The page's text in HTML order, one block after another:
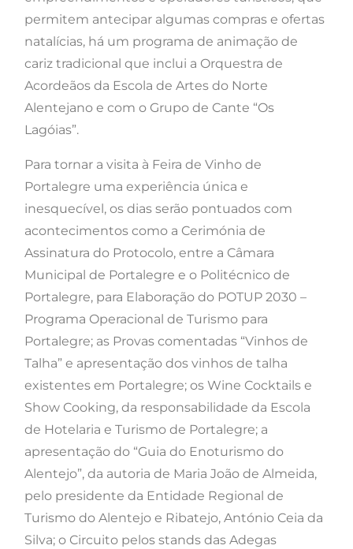
permitem antecipar algumas compras e ofertas
natalícias, há um programa de animação de
cariz tradicional que inclui a Orquestra de
Acordeãos da Escola de Artes do Norte
Alentejano e com o Grupo de Cante “Os
Lagóias”.
Para tornar a visita à Feira de Vinho de
Portalegre uma experiência única e
inesquecível, os dias serão pontuados com
acontecimentos como a Cerimónia de
Assinatura do Protocolo, entre a Câmara
Municipal de Portalegre e o Politécnico de
Portalegre, para Elaboração do POTUP 2030 –
Programa Operacional de Turismo para
Portalegre; as Provas comentadas “Vinhos de
Talha” e apresentação dos vinhos de talha
existentes em Portalegre; os Wine Cocktails e
Show Cooking, da responsabilidade da Escola
de Hotelaria e Turismo de Portalegre; a
apresentação do “Guia do Enoturismo do
Alentejo”, da autoria de Maria João de Almeida,
pelo presidente da Entidade Regional de
Turismo do Alentejo e Ribatejo, António Ceia da
Silva; o Circuito pelos stands das Adegas